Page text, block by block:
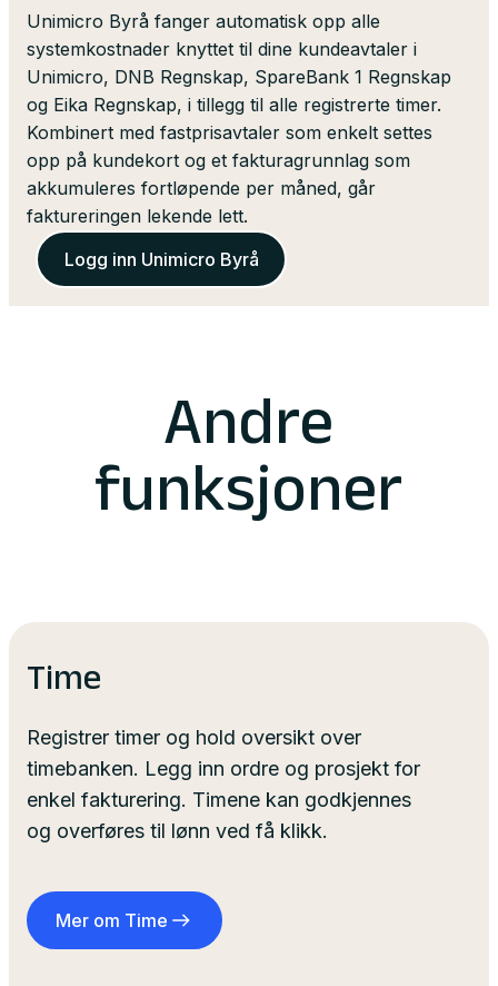
Unimicro Byrå fanger automatisk opp alle
systemkostnader knyttet til dine kundeavtaler i
Unimicro, DNB Regnskap, SpareBank 1 Regnskap
og Eika Regnskap, i tillegg til alle registrerte timer.
Kombinert med fastprisavtaler som enkelt settes
opp på kundekort og et fakturagrunnlag som
akkumuleres fortløpende per måned, går
faktureringen lekende lett.
Logg inn Unimicro Byrå
Andre
funksjoner
Time
Registrer timer og hold oversikt over
timebanken. Legg inn ordre og prosjekt for
enkel fakturering. Timene kan godkjennes
og overføres til lønn ved få klikk.
Mer om Time